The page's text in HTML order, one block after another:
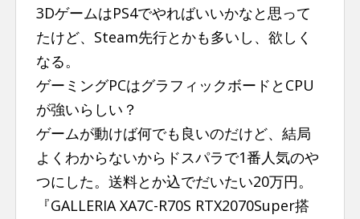
3DゲームはPS4でやればいいかなと思って
たけど、Steam先行とかも多いし、欲しく
なる。
ゲーミングPCはグラフィックボードとCPU
が強いらしい？
ゲームが動けば何でも良いのだけど、結局
よくわからないからドスパラで1番人気のや
つにした。送料とか込でだいたい20万円。
『GALLERIA XA7C-R70S RTX2070Super搭